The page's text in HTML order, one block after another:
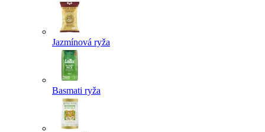
Jazmínová ryža
Basmati ryža